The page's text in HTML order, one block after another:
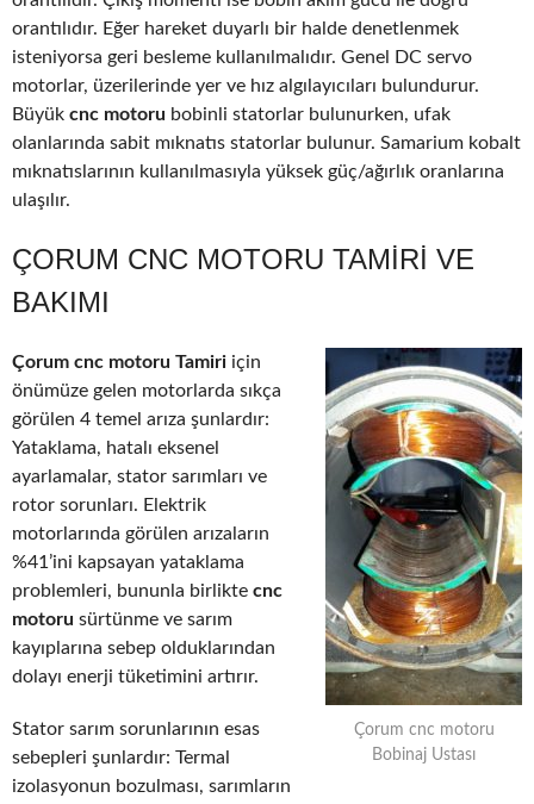
orantılıdır. Eğer hareket duyarlı bir halde denetlenmek
isteniyorsa geri besleme kullanılmalıdır. Genel DC servo
motorlar, üzerilerinde yer ve hız algılayıcıları bulundurur.
Büyük cnc motoru bobinli statorlar bulunurken, ufak
olanlarında sabit mıknatıs statorlar bulunur. Samarium kobalt
mıknatıslarının kullanılmasıyla yüksek güç/ağırlık oranlarına
ulaşılır.
ÇORUM CNC MOTORU TAMIRI VE
BAKIMI
Çorum cnc motoru
Bobinaj Ustası
Çorum cnc motoru Tamiri için
önümüze gelen motorlarda sıkça
görülen 4 temel arıza şunlardır:
Yataklama, hatalı eksenel
ayarlamalar, stator sarımları ve
rotor sorunları. Elektrik
motorlarında görülen arızaların
%41’ini kapsayan yataklama
problemleri, bununla birlikte cnc
motoru sürtünme ve sarım
kayıplarına sebep olduklarından
dolayı enerji tüketimini artırır.
Stator sarım sorunlarının esas
sebepleri şunlardır: Termal
izolasyonun bozulması, sarımların